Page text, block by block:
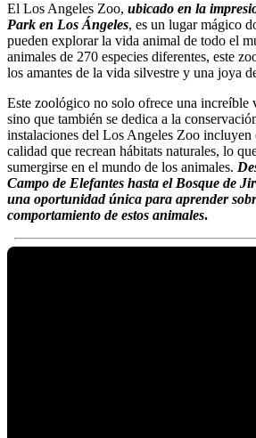
El Los Angeles Zoo, ubicado en la
Park en Los Ángeles, es un lugar mágico
pueden explorar la vida animal de todo el
animales de 270 especies diferentes, este
los amantes de la vida silvestre y una joya
Este zoológico no solo ofrece una increíble
sino que también se dedica a la
instalaciones del Los Angeles Zoo incluyen
calidad que recrean hábitats naturales, lo
sumergirse en el mundo de los animales.
Campo de Elefantes hasta el Bosque de
una oportunidad única para aprender
comportamiento de estos animales.